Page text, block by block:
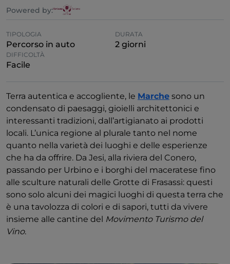
Powered by:
TIPOLOGIA
Percorso in auto
DURATA
2 giorni
DIFFICOLTÀ
Facile
Terra autentica e accogliente, le Marche sono un
condensato di paesaggi, gioielli architettonici e
interessanti tradizioni, dall’artigianato ai prodotti
locali. L’unica regione al plurale tanto nel nome
quanto nella varietà dei luoghi e delle esperienze
che ha da offrire. Da Jesi, alla riviera del Conero,
passando per Urbino e i borghi del maceratese fino
alle sculture naturali delle Grotte di Frasassi: questi
sono solo alcuni dei magici luoghi di questa terra che
è una tavolozza di colori e di sapori, tutti da vivere
insieme alle cantine del Movimento Turismo del
Vino.